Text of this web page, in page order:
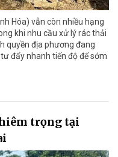
Hóa) vẫn còn nhiều hạng
khi nhu cầu xử lý rác thải
quyền địa phương đang
đẩy nhanh tiến độ để sớm
trọng tại